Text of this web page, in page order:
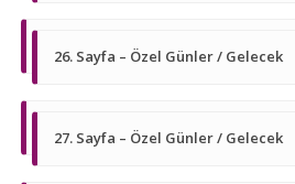
26. Sayfa – Özel Günler / Gelecek
27. Sayfa – Özel Günler / Gelecek